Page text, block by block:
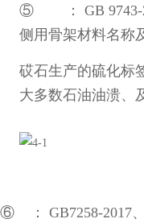
⑤ ： GB
侧用骨架材料名称
砹石生产的硫化标
大多数石油油溃、
⑥ ： GB7258-2017、